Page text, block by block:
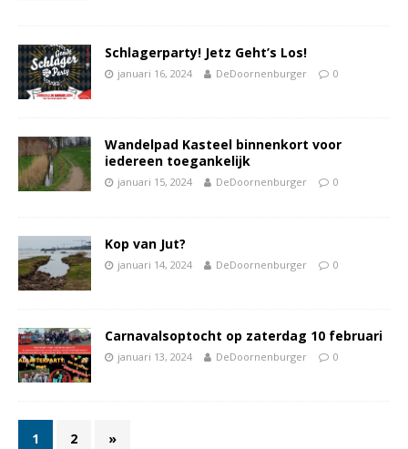
Schlagerparty! Jetz Geht’s Los!
januari 16, 2024 DeDoornenburger 0
Wandelpad Kasteel binnenkort voor
iedereen toegankelijk
januari 15, 2024 DeDoornenburger 0
Kop van Jut?
januari 14, 2024 DeDoornenburger 0
Carnavalsoptocht op zaterdag 10 februari
januari 13, 2024 DeDoornenburger 0
1 2 »